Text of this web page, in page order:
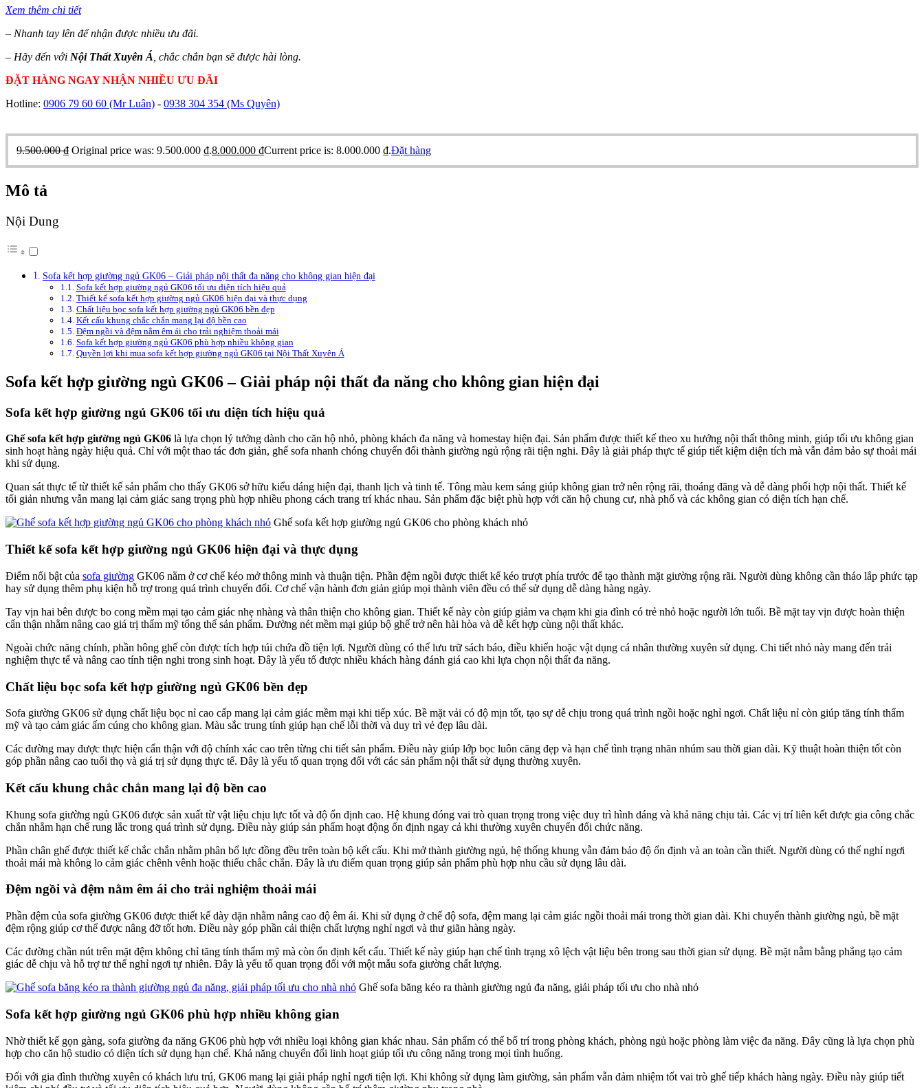
Xem thêm chi tiết
– Nhanh tay lên để nhận được nhiều ưu đãi.
– Hãy đến với Nội Thất Xuyên Á , chắc chắn bạn sẽ được hài lòng.
ĐẶT HÀNG NGAY NHẬN NHIỀU ƯU ĐÃI
Hotline: 0906 79 60 60 (Mr Luân) - 0938 304 354 (Ms Quyên)
9.500.000₫ Original price was: 9.500.000 ₫.8.000.000 ₫Current price is: 8.000.000 ₫.Đặt hàng
Mô tả
Nội Dung
Sofa kết hợp giường ngủ GK06 – Giải pháp nội thất đa năng cho không gian hiện đại
Sofa kết hợp giường ngủ GK06 tối ưu diện tích hiệu quả
Thiết kế sofa kết hợp giường ngủ GK06 hiện đại và thực dụng
Chất liệu bọc sofa kết hợp giường ngủ GK06 bền đẹp
Kết cấu khung chắc chắn mang lại độ bền cao
Đệm ngồi và đệm nằm êm ái cho trải nghiệm thoải mái
Sofa kết hợp giường ngủ GK06 phù hợp nhiều không gian
Quyền lợi khi mua sofa kết hợp giường ngủ GK06 tại Nội Thất Xuyên Á
Sofa kết hợp giường ngủ GK06 – Giải pháp nội thất đa năng cho không gian hiện đại
Sofa kết hợp giường ngủ GK06 tối ưu diện tích hiệu quả
Ghế sofa kết hợp giường ngủ GK06 là lựa chọn lý tưởng dành cho căn hộ nhỏ, phòng khách đa năng và homestay hiện đại. Sản phẩm được thiết kế theo xu hướng nội thất thông minh, giúp tối ưu không gian
sinh hoạt hàng ngày hiệu quả. Chỉ với một thao tác đơn giản, ghế sofa nhanh chóng chuyển đổi thành giường ngủ rộng rãi tiện nghi. Đây là giải pháp thực tế giúp tiết kiệm diện tích mà vẫn đảm bảo sự thoải mái
khi sử dụng.
Quan sát thực tế từ thiết kế sản phẩm cho thấy GK06 sở hữu kiểu dáng hiện đại, thanh lịch và tinh tế. Tông màu kem sáng giúp không gian trở nên rộng rãi, thoáng đãng và dễ dàng phối hợp nội thất. Thiết kế
tối giản nhưng vẫn mang lại cảm giác sang trọng phù hợp nhiều phong cách trang trí khác nhau. Sản phẩm đặc biệt phù hợp với căn hộ chung cư, nhà phố và các không gian có diện tích hạn chế.
Ghế sofa kết hợp giường ngủ GK06 cho phòng khách nhỏ
Thiết kế sofa kết hợp giường ngủ GK06 hiện đại và thực dụng
Điểm nổi bật của sofa giường GK06 nằm ở cơ chế kéo mở thông minh và thuận tiện. Phần đệm ngồi được thiết kế kéo trượt phía trước để tạo thành mặt giường rộng rãi. Người dùng không cần tháo lắp phức tạp
hay sử dụng thêm phụ kiện hỗ trợ trong quá trình chuyển đổi. Cơ chế vận hành đơn giản giúp mọi thành viên đều có thể sử dụng dễ dàng hàng ngày.
Tay vịn hai bên được bo cong mềm mại tạo cảm giác nhẹ nhàng và thân thiện cho không gian. Thiết kế này còn giúp giảm va chạm khi gia đình có trẻ nhỏ hoặc người lớn tuổi. Bề mặt tay vịn được hoàn thiện
cẩn thận nhằm nâng cao giá trị thẩm mỹ tổng thể sản phẩm. Đường nét mềm mại giúp bộ ghế trở nên hài hòa và dễ kết hợp cùng nội thất khác.
Ngoài chức năng chính, phần hông ghế còn được tích hợp túi chứa đồ tiện lợi. Người dùng có thể lưu trữ sách báo, điều khiển hoặc vật dụng cá nhân thường xuyên sử dụng. Chi tiết nhỏ này mang đến trải
nghiệm thực tế và nâng cao tính tiện nghi trong sinh hoạt. Đây là yếu tố được nhiều khách hàng đánh giá cao khi lựa chọn nội thất đa năng.
Chất liệu bọc sofa kết hợp giường ngủ GK06 bền đẹp
Sofa giường GK06 sử dụng chất liệu bọc nỉ cao cấp mang lại cảm giác mềm mại khi tiếp xúc. Bề mặt vải có độ mịn tốt, tạo sự dễ chịu trong quá trình ngồi hoặc nghỉ ngơi. Chất liệu nỉ còn giúp tăng tính thẩm
mỹ và tạo cảm giác ấm cúng cho không gian. Màu sắc trung tính giúp hạn chế lỗi thời và duy trì vẻ đẹp lâu dài.
Các đường may được thực hiện cẩn thận với độ chính xác cao trên từng chi tiết sản phẩm. Điều này giúp lớp bọc luôn căng đẹp và hạn chế tình trạng nhăn nhúm sau thời gian dài. Kỹ thuật hoàn thiện tốt còn
góp phần nâng cao tuổi thọ và giá trị sử dụng thực tế. Đây là yếu tố quan trọng đối với các sản phẩm nội thất sử dụng thường xuyên.
Kết cấu khung chắc chắn mang lại độ bền cao
Khung sofa giường ngủ GK06 được sản xuất từ vật liệu chịu lực tốt và độ ổn định cao. Hệ khung đóng vai trò quan trọng trong việc duy trì hình dáng và khả năng chịu tải. Các vị trí liên kết được gia công chắc
chắn nhằm hạn chế rung lắc trong quá trình sử dụng. Điều này giúp sản phẩm hoạt động ổn định ngay cả khi thường xuyên chuyển đổi chức năng.
Phần chân ghế được thiết kế chắc chắn nhằm phân bổ lực đồng đều trên toàn bộ kết cấu. Khi mở thành giường ngủ, hệ thống khung vẫn đảm bảo độ ổn định và an toàn cần thiết. Người dùng có thể nghỉ ngơi
thoải mái mà không lo cảm giác chênh vênh hoặc thiếu chắc chắn. Đây là ưu điểm quan trọng giúp sản phẩm phù hợp nhu cầu sử dụng lâu dài.
Đệm ngồi và đệm nằm êm ái cho trải nghiệm thoải mái
Phần đệm của sofa giường GK06 được thiết kế dày dặn nhằm nâng cao độ êm ái. Khi sử dụng ở chế độ sofa, đệm mang lại cảm giác ngồi thoải mái trong thời gian dài. Khi chuyển thành giường ngủ, bề mặt
đệm rộng giúp cơ thể được nâng đỡ tốt hơn. Điều này góp phần cải thiện chất lượng nghỉ ngơi và thư giãn hàng ngày.
Các đường chần nút trên mặt đệm không chỉ tăng tính thẩm mỹ mà còn ổn định kết cấu. Thiết kế này giúp hạn chế tình trạng xô lệch vật liệu bên trong sau thời gian sử dụng. Bề mặt nằm bằng phẳng tạo cảm
giác dễ chịu và hỗ trợ tư thế nghỉ ngơi tự nhiên. Đây là yếu tố quan trọng đối với một mẫu sofa giường chất lượng.
Ghế sofa băng kéo ra thành giường ngủ đa năng, giải pháp tối ưu cho nhà nhỏ
Sofa kết hợp giường ngủ GK06 phù hợp nhiều không gian
Nhờ thiết kế gọn gàng, sofa giường đa năng GK06 phù hợp với nhiều loại không gian khác nhau. Sản phẩm có thể bố trí trong phòng khách, phòng ngủ hoặc phòng làm việc đa năng. Đây cũng là lựa chọn phù
hợp cho căn hộ studio có diện tích sử dụng hạn chế. Khả năng chuyển đổi linh hoạt giúp tối ưu công năng trong mọi tình huống.
Đối với gia đình thường xuyên có khách lưu trú, GK06 mang lại giải pháp nghỉ ngơi tiện lợi. Khi không sử dụng làm giường, sản phẩm vẫn đảm nhiệm tốt vai trò ghế tiếp khách hàng ngày. Điều này giúp tiết